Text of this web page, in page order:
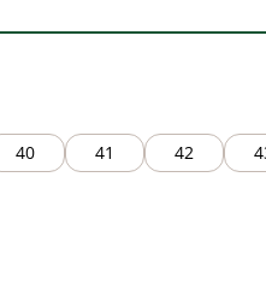
black/brown
40 41 42